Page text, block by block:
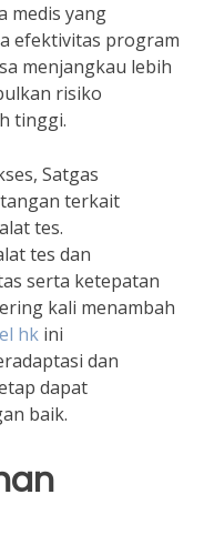
medis yang
efektivitas program
menjangkau lebih
risiko
tinggi.
Satgas
terkait
tes.
tes dan
serta ketepatan
kali menambah
hk ini
dan
dapat
baik.